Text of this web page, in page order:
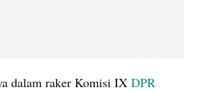
dalam raker Komisi IX DPR